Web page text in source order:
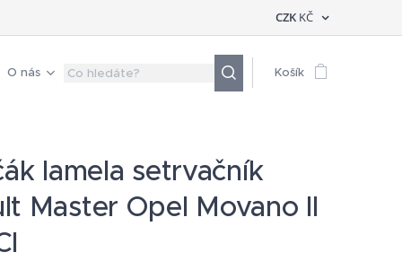
CZK KČ
O nás Košík
lamela setrvačník
Master Opel Movano II